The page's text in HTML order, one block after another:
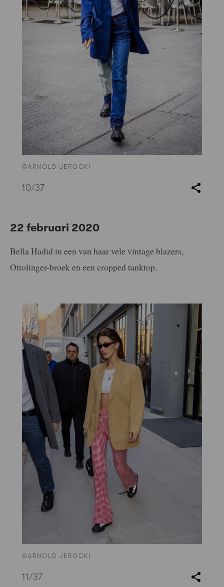
©ARNOLD JEROCKI
10/37
22 februari 2020
Bella Hadid in een van haar vele vintage blazers,
Ottolinger-broek en een cropped tanktop.
©ARNOLD JEROCKI
11 /37